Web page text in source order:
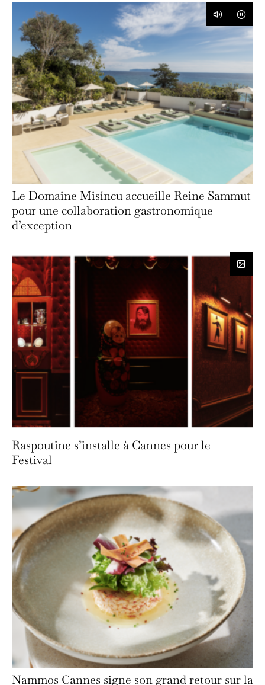
Le Domaine Misíncu accueille Reine Sammut
pour une collaboration gastronomique
d’exception
Raspoutine s’installe à Cannes pour le
Festival
Nammos Cannes signe son grand retour sur la